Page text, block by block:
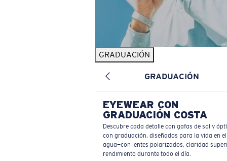
GRADUACIÓN
GRADUACIÓN
EYEWEAR CON
GRADUACIÓN COSTA
Descubre cada detalle con gafas de sol y
con graduación, diseñados para la vida en el
agua—con lentes polarizados, claridad
rendimiento durante todo el día.